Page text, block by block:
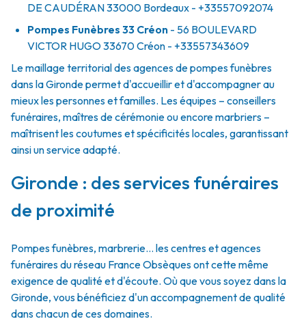
DE CAUDÉRAN33000 Bordeaux - +33557092074
Pompes Funèbres 33 Créon - 56 BOULEVARD
VICTOR HUGO33670Créon - +33557343609
Le maillage territorial des agences de pompes funèbres
dans la Gironde permet d'accueillir et d'accompagner au
mieux les personnes et familles. Les équipes – conseillers
funéraires, maîtres de cérémonie ou encore marbriers –
maîtrisent les coutumes et spécificités locales, garantissant
ainsi un service adapté.
Gironde : des services funéraires
de proximité
Pompes funèbres, marbrerie… les centres et agences
funéraires du réseau France Obsèques ont cette même
exigence de qualité et d'écoute. Où que vous soyez dans la
Gironde, vous bénéficiez d'un accompagnement de qualité
dans chacun de ces domaines.